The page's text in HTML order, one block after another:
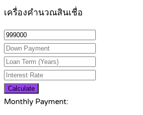
เครื่องคำนวณสินเชื่อ
Calculate
Monthly Payment: